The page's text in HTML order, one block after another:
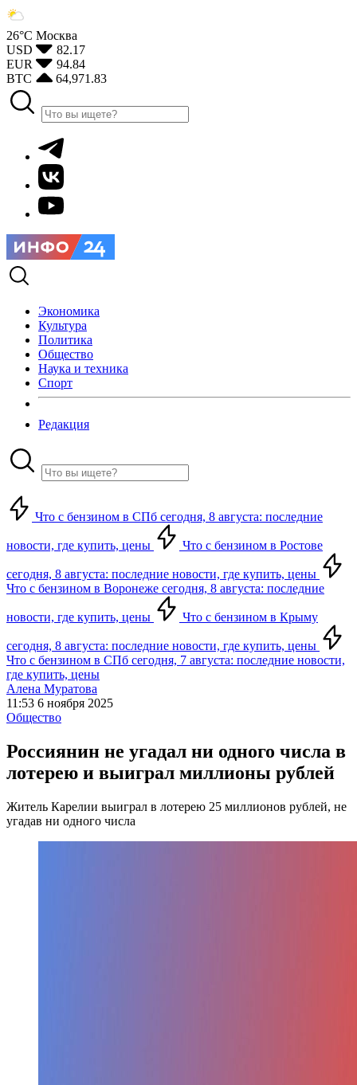
26°С Москва
USD
82.17
EUR
94.84
BTC
64,971.83
Экономика
Культура
Политика
Общество
Наука и техника
Спорт
Редакция
Что с бензином в СПб сегодня, 8 августа: последние
новости, где купить, цены Что с бензином в Ростове
сегодня, 8 августа: последние новости, где купить, цены
Что с бензином в Воронеже сегодня, 8 августа: последние
новости, где купить, цены Что с бензином в Крыму
сегодня, 8 августа: последние новости, где купить, цены
Что с бензином в СПб сегодня, 7 августа: последние новости,
где купить, цены
Алена Муратова
11:53 6 ноября 2025
Общество
Россиянин не угадал ни одного числа в
лотерею и выиграл миллионы рублей
Житель Карелии выиграл в лотерею 25 миллионов рублей, не
угадав ни одного числа